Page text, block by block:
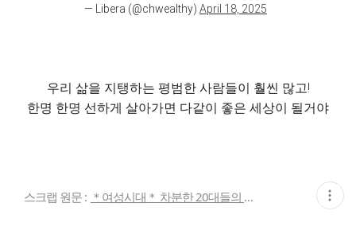
— Libera (@chwealthy) April 18, 2025
우리 삶을 지탱하는 평범한 사람들이 훨씬 많고!
한명 한명 선하게 살아가면 다같이 좋은 세상이 될거야
스크랩 원문 : ＊여성시대＊ 차분한 20대들의 알흠다운 공간 현
재